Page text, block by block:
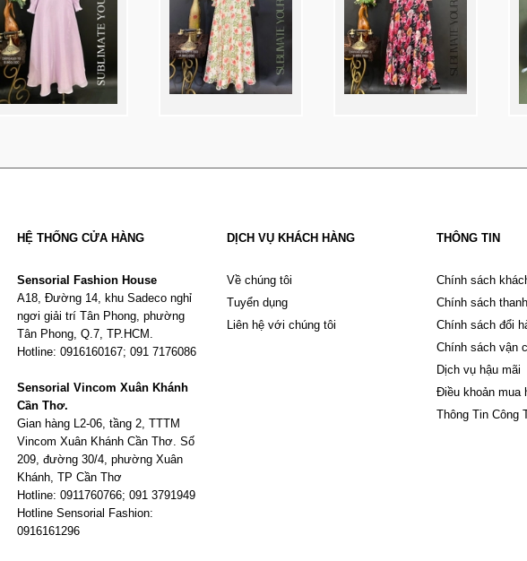
HỆ THỐNG CỬA HÀNG
Sensorial Fashion House
A18, Đường 14, khu Sadeco nghỉ
ngơi giải trí Tân Phong, phường
Tân Phong, Q.7, TP.HCM.
Hotline: 0916160167; 091 7176086
Sensorial Vincom Xuân Khánh
Cần Thơ.
Gian hàng L2-06, tầng 2, TTTM
Vincom Xuân Khánh Cần Thơ. Số
209, đường 30/4, phường Xuân
Khánh, TP Cần Thơ
Hotline: 0911760766; 091 3791949
Hotline Sensorial Fashion:
0916161296
DỊCH VỤ KHÁCH HÀNG
Về chúng tôi
Tuyển dụng
Liên hệ với chúng tôi
THÔNG TIN
Chính sách
Chính sách
Chính sách đổi
Chính sách vận
Dịch vụ hậu mãi
Điều khoản mua
Thông Tin Công